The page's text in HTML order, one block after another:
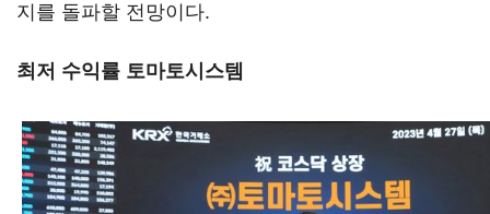
지를 돌파할 전망이다.
최저 수익률 토마토시스템